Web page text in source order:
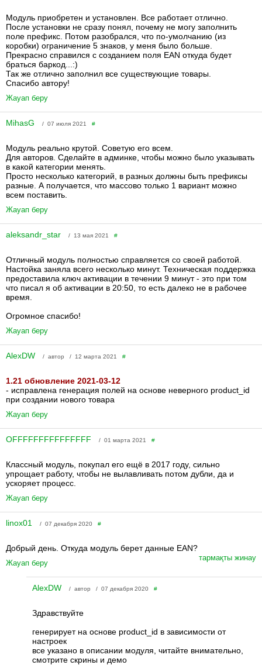
Модуль приобретен и установлен. Все работает отлично.
После установки не сразу понял, почему не могу заполнить
поле префикс. Потом разобрался, что по-умолчанию (из
коробки) ограничение 5 знаков, у меня было больше.
Прекрасно справился с созданием поля EAN откуда будет
браться баркод...:)
Так же отлично заполнил все существующие товары.
Спасибо автору!
Жауап беру
MihasG / 07 июля 2021 #
Модуль реально крутой. Советую его всем.
Для авторов. Сделайте в админке, чтобы можно было указывать
в какой категории менять.
Просто несколько категорий, в разных должны быть префиксы
разные. А получается, что массово только 1 вариант можно
всем поставить.
Жауап беру
aleksandr_star / 13 мая 2021 #
Отличный модуль полностью справляется со своей работой.
Настойка заняла всего несколько минут. Техническая поддержка
предоставила ключ активации в течении 9 минут - это при том
что писал я об активации в 20:50, то есть далеко не в рабочее
время.
Огромное спасибо!
Жауап беру
AlexDW / автор / 12 марта 2021 #
1.21 обновление 2021-03-12
- исправлена генерация полей на основе неверного product_id
при создании нового товара
Жауап беру
OFFFFFFFFFFFFFFF / 01 марта 2021 #
Классный модуль, покупал его ещё в 2017 году, сильно
упрощает работу, чтобы не вылавливать потом дубли, да и
ускоряет процесс.
Жауап беру
linox01 / 07 декабря 2020 #
Добрый день. Откуда модуль берет данные EAN?
Жауап беру
тармақты жинау
AlexDW / автор / 07 декабря 2020 #
Здравствуйте
генерирует на основе product_id в зависимости от
настроек
все указано в описании модуля, читайте внимательно,
смотрите скрины и демо